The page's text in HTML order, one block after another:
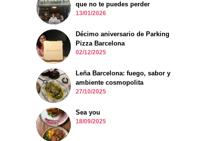
que no te puedes perder
13/01/2026
Décimo aniversario de Parking
Pizza Barcelona
02/12/2025
Leña Barcelona: fuego, sabor y
ambiente cosmopolita
27/10/2025
Sea you
18/09/2025